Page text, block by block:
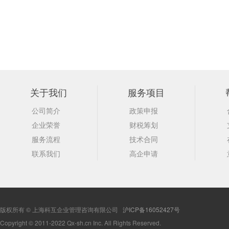
关于我们
公司简介
企业荣誉
服务流程
联系我们
服务项目
政策申报
财税筹划
技术合同
高企申请
版权所有 © 上海科互企业管理咨询有限公司 沪ICP备16052427号
Copyright © 2011-2022 Qx-sh.cn Inc. All Rights Reserved.